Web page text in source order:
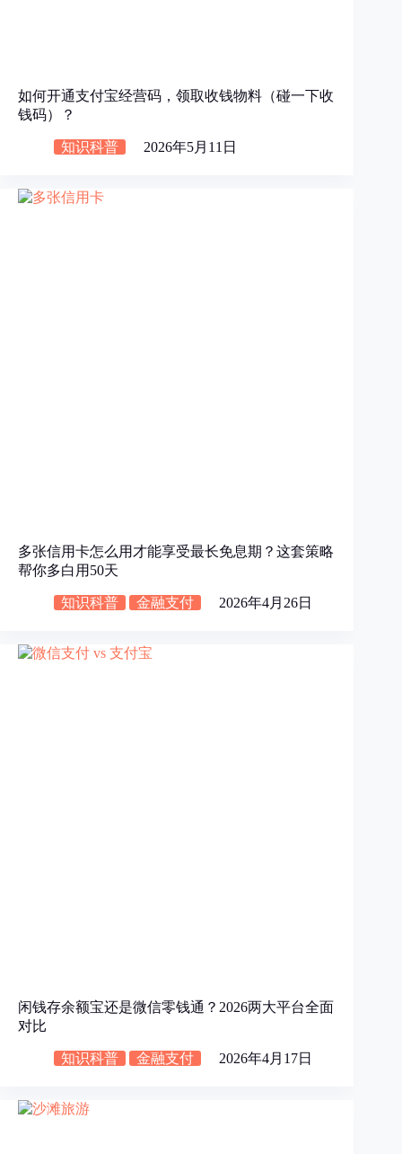
如何开通支付宝经营码，领取收钱物料（碰一下收
钱码）？
知识科普 2026年5月11日
多张信用卡怎么用才能享受最长免息期？这套策略
帮你多白用50天
知识科普 金融支付 2026年4月26日
闲钱存余额宝还是微信零钱通？2026两大平台全面
对比
知识科普 金融支付 2026年4月17日